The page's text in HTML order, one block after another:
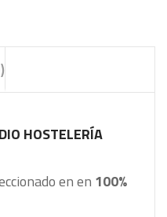
HOSTELERÍA
en en 100%